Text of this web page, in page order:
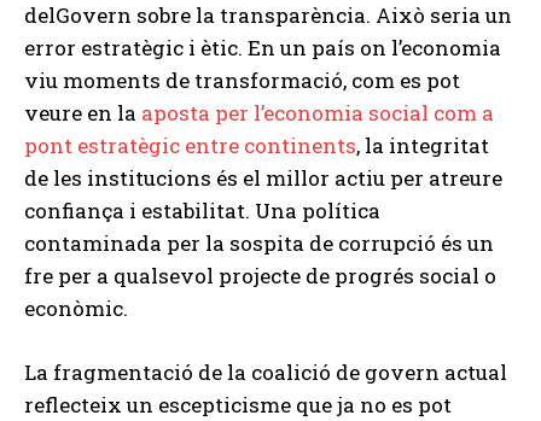
delGovern sobre la transparència. Això seria un
error estratègic i ètic. En un país on l’economia
viu moments de transformació, com es pot
veure en la aposta per l’economia social com a
pont estratègic entre continents, la integritat
de les institucions és el millor actiu per atreure
confiança i estabilitat. Una política
contaminada per la sospita de corrupció és un
fre per a qualsevol projecte de progrés social o
econòmic.
La fragmentació de la coalició de govern actual
reflecteix un escepticisme que ja no es pot